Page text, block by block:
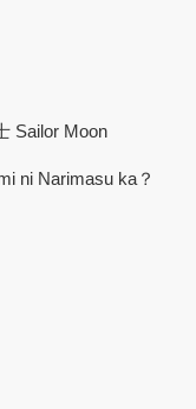
Sailor Moon
ni Narimasu ka？